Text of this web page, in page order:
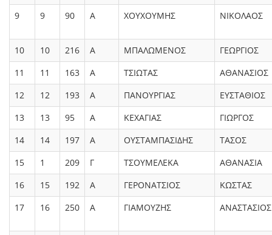
9
9 90 Α ΧΟΥΧΟΥΜΗΣ ΝΙΚΟΛΑΟΣ
10 10 216 Α ΜΠΑΛΩΜΕΝΟΣ
ΓΕΩΡΓΙΟΣ
11
11 163 Α ΤΣΙΩΤΑΣ
ΑΘΑΝΑΣΙΟΣ
12
12 193 Α ΠΑΝΟΥΡΓΙΑΣ
ΕΥΣΤΑΘΙΟΣ
13
13 95 Α ΚΕΧΑΓΙΑΣ
ΓΙΩΡΓΟΣ
14
14 197 Α ΟΥΣΤΑΜΠΑΣΙΔΗΣ
ΤΑΣΟΣ
15
1 209 Γ ΤΣΟΥΜΕΛΕΚΑ
ΑΘΑΝΑΣΙΑ
16
15 192 Α ΓΕΡΟΝΑΤΣΙΟΣ
ΚΩΣΤΑΣ
17
16 250 Α ΓΙΑΜΟΥΖΗΣ ΑΝΑΣΤΑΣΙΟΣ